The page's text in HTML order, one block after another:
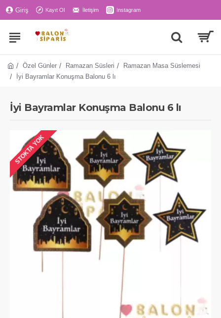
Giriş Kayıt Ol İletişim Instagram
Özel Günler Ramazan Süsleri
Ramazan Masa Süslemesi
İyi Bayramlar Konuşma Balonu 6 lı
İyi Bayramlar Konuşma Balonu 6 lı
STOKTA YOK